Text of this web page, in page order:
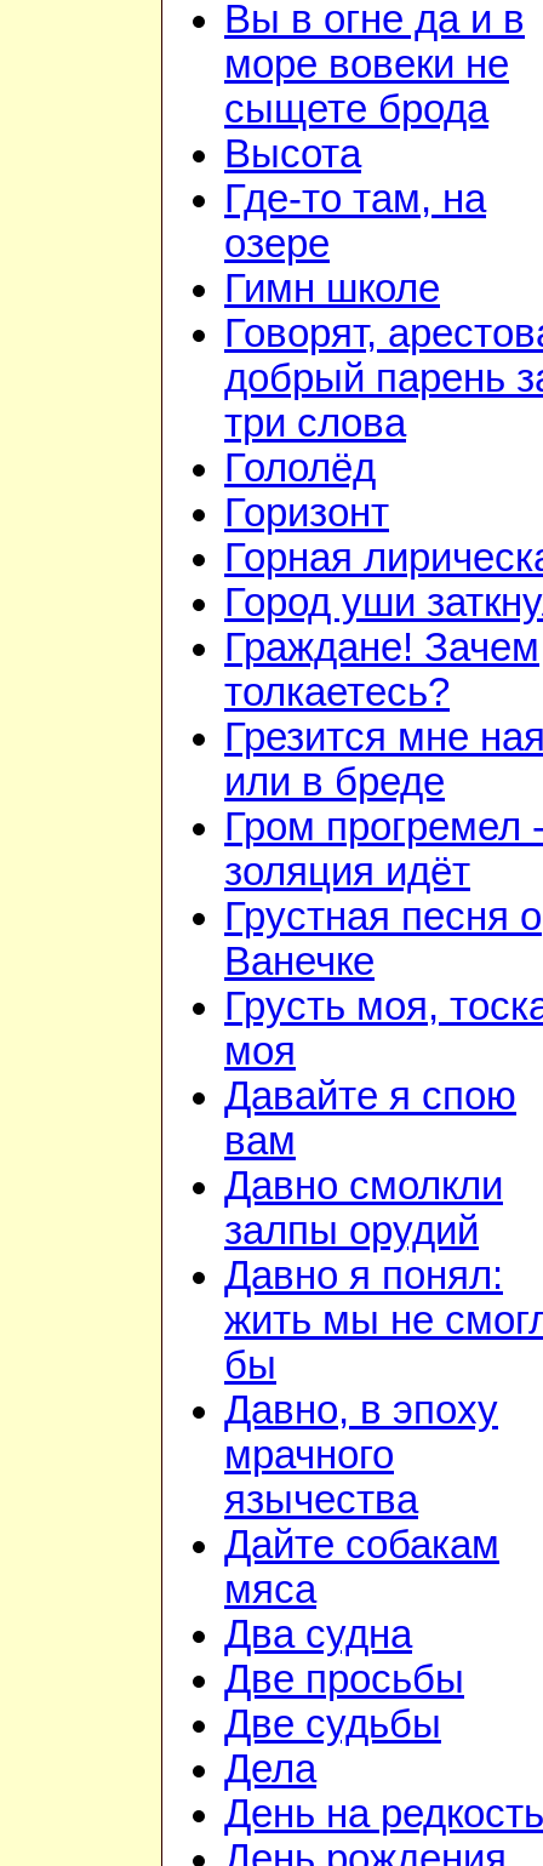
Вы в огне да и в
море вовеки не
сыщете брода
Высота
Где-то там, на
озере
Гимн школе
Говорят,
добрый парень
три слова
Гололёд
Горизонт
Горная
Город уши
Граждане! Зачем
толкаетесь?
Грезится мне
или в бреде
Гром прогремел
золяция идёт
Грустная песня о
Ванечке
Грусть моя,
моя
Давайте я спою
вам
Давно смолкли
залпы орудий
Давно я понял:
жить мы не
бы
Давно, в эпоху
мрачного
язычества
Дайте собакам
мяса
Два судна
Две просьбы
Две судьбы
Дела
День на редкость